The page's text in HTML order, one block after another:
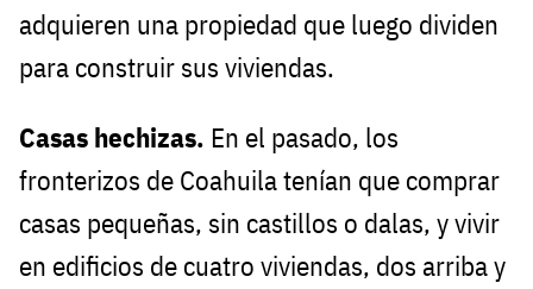
adquieren una propiedad que luego dividen
para construir sus viviendas.
Casas hechizas. En el pasado, los
fronterizos de Coahuila tenían que comprar
casas pequeñas, sin castillos o dalas, y vivir
en edificios de cuatro viviendas, dos arriba y